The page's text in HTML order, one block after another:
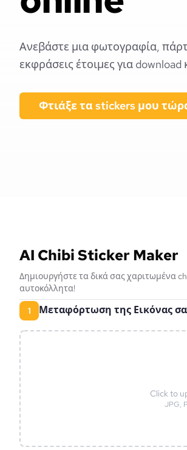
Ανεβάστε μια φωτογραφία,
εκφράσεις έτοιμες για download
Φτιάξε τα stickers μου
AI Chibi Sticker Maker
Δημιουργήστε τα δικά σας χαριτωμένα
αυτοκόλλητα!
1 Μεταφόρτωση της Εικόνας
Click to
JPG,